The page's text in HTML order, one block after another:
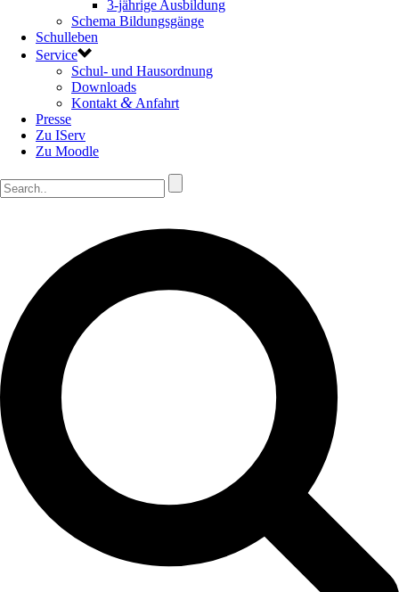
3-jährige Ausbildung
Schema Bildungsgänge
Schulleben
Service
Schul- und Hausordnung
Downloads
Kontakt & Anfahrt
Presse
Zu IServ
Zu Moodle